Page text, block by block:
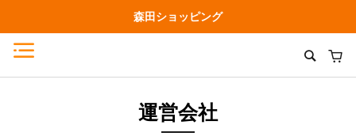
森田ショッピング
運営会社